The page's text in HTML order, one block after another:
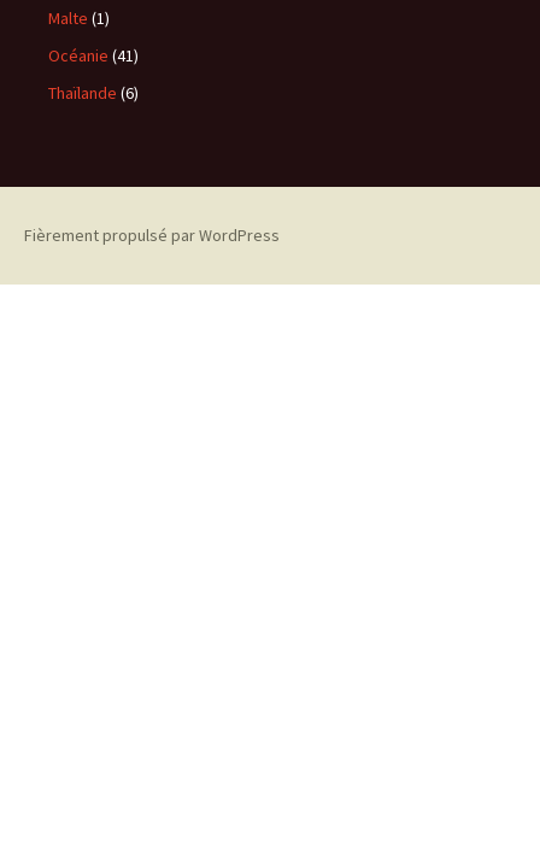
Malte (1)
Océanie (41)
Thaïlande (6)
Fièrement propulsé par WordPress